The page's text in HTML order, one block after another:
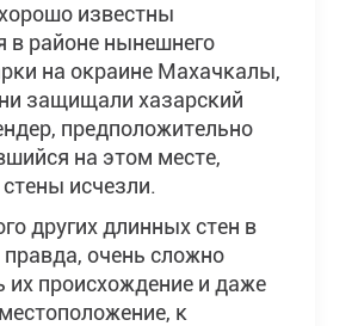
известны
в районе нынешнего
на окраине Махачкалы,
защищали хазарский
предположительно
на этом месте,
исчезли.
других длинных стен в
правда, очень сложно
их происхождение и даже
к